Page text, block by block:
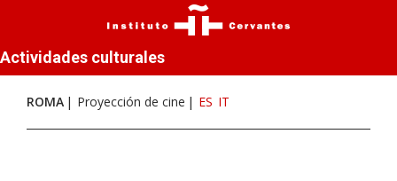
Actividades culturales
ROMA Proyección de cine ES IT